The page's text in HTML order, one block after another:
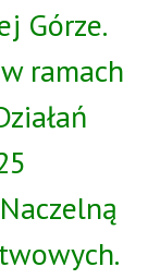
Górze.
ramach